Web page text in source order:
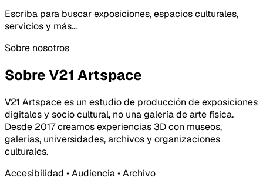
Escriba para buscar exposiciones, espacios culturales,
servicios y más...
Sobre nosotros
Sobre V21 Artspace
V21 Artspace es un estudio de producción de exposiciones
digitales y socio cultural, no una galería de arte física.
Desde 2017 creamos experiencias 3D con museos,
galerías, universidades, archivos y organizaciones
culturales.
Accesibilidad • Audiencia • Archivo